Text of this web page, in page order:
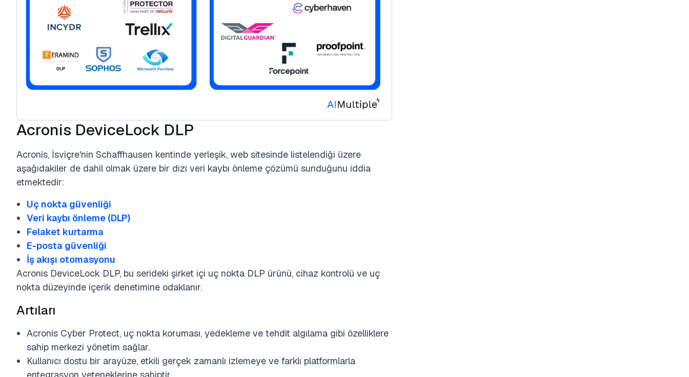
Acronis DeviceLock DLP
Acronis, İsviçre'nin Schaffhausen kentinde yerleşik, web sitesinde listelendiği üzere
aşağıdakiler de dahil olmak üzere bir dizi veri kaybı önleme çözümü sunduğunu iddia
etmektedir:
Uç nokta güvenliği
Veri kaybı önleme (DLP)
Felaket kurtarma
E-posta güvenliği
İş akışı otomasyonu
Acronis DeviceLock DLP, bu serideki şirket içi uç nokta DLP ürünü, cihaz kontrolü ve uç
nokta düzeyinde içerik denetimine odaklanır.
Artıları
Acronis Cyber Protect, uç nokta koruması, yedekleme ve tehdit algılama gibi özelliklere
sahip merkezi yönetim sağlar.
Kullanıcı dostu bir arayüze, etkili gerçek zamanlı izlemeye ve farklı platformlarla